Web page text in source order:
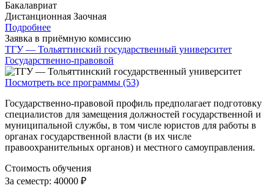
Бакалавриат
Дистанционная Заочная
Подробнее
Заявка в приёмную комиссию
ТГУ — Тольяттинский государственный университет
Государственно-правовой
Посмотреть все программы (53)
Государственно-правовой профиль предполагает подготовку
специалистов для замещения должностей государственной и
муниципальной службы, в том числе юристов для работы в
органах государственной власти (в их числе
правоохранительных органов) и местного самоуправления.
Стоимость обучения
За семестр: 40000 ₽